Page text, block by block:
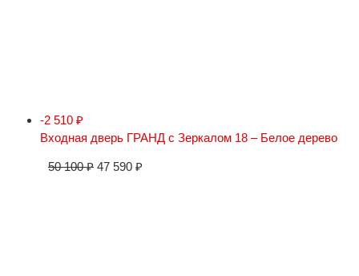
-2 510 ₽
Входная дверь ГРАНД с Зеркалом 18 – Белое дерево
50 100₽ 47 590 ₽